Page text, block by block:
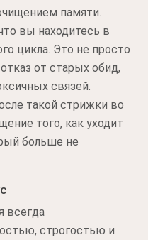
памяти.
вы находитесь в
цикла. Это не просто
от старых обид,
связей.
такой стрижки во
того, как уходит
больше не
всегда
строгостью и